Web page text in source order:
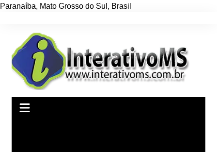
Paranaíba, Mato Grosso do Sul , Brasil
conteúdo